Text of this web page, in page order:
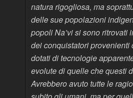
natura rigogliosa, ma
delle sue popolazioni
popoli Na’vi si sono ritrovati
dei conquistatori provenienti
dotati di tecnologie
evolute di quelle che questi
Avrebbero avuto tutte le